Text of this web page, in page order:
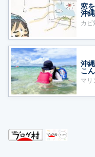
窓
沖
カビ
沖
こ
マリ